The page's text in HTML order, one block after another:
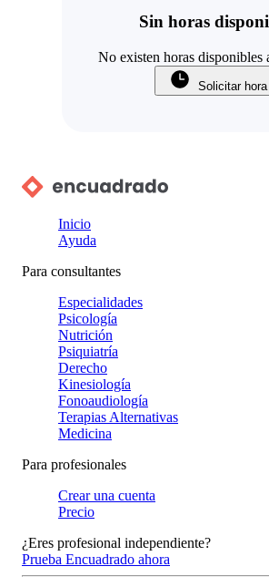
Sin horas
No existen horas disponibles
Solicitar hora
Inicio
Ayuda
Para consultantes
Especialidades
Psicología
Nutrición
Psiquiatría
Derecho
Kinesiología
Fonoaudiología
Terapias Alternativas
Medicina
Para profesionales
Crear una cuenta
Precio
¿Eres profesional independiente?
Prueba Encuadrado ahora